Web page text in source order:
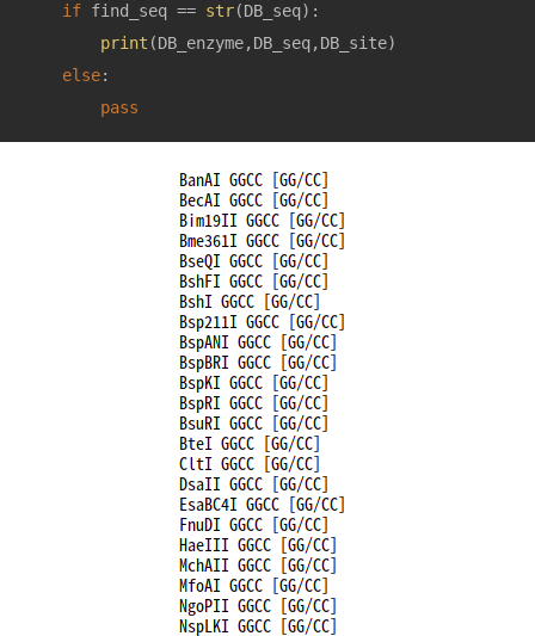
if find_seq == str(DB_seq):
print (DB_enzyme,DB_seq,DB_site)
else:
pass